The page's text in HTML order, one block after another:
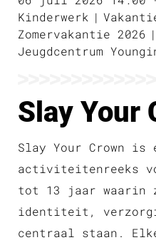
Kinderwerk
Zomervakantie 2026
Jeugdcentrum
Slay Your
Slay Your Crown is
activiteitenreeks
tot 13 jaar waarin
identiteit,
centraal staan.